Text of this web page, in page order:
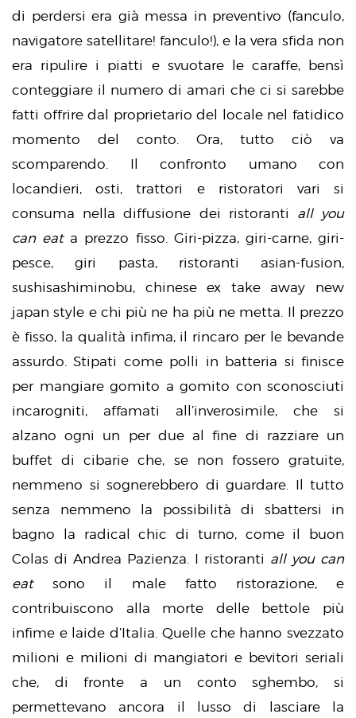
di perdersi era già messa in preventivo (fanculo,
navigatore satellitare! fanculo!), e la vera sfida non
era ripulire i piatti e svuotare le caraffe, bensì
conteggiare il numero di amari che ci si sarebbe
fatti offrire dal proprietario del locale nel fatidico
momento del conto. Ora, tutto ciò va
scomparendo. Il confronto umano con
locandieri, osti, trattori e ristoratori vari si
consuma nella diffusione dei ristoranti all you
can eata prezzo fisso. Giri-pizza, giri-carne, giri-
pesce, giri pasta, ristoranti asian-fusion,
sushisashiminobu, chinese ex take away new
japan style e chi più ne ha più ne metta. Il prezzo
è fisso, la qualità infima, il rincaro per le bevande
assurdo. Stipati come polli in batteria si finisce
per mangiare gomito a gomito con sconosciuti
incarogniti, affamati all’inverosimile, che si
alzano ogni un per due al fine di razziare un
buffet di cibarie che, se non fossero gratuite,
nemmeno si sognerebbero di guardare. Il tutto
senza nemmeno la possibilità di sbattersi in
bagno la radical chic di turno, come il buon
Colas di Andrea Pazienza. I ristoranti all you can
eatsono il male fatto ristorazione, e
contribuiscono alla morte delle bettole più
infime e laide d’Italia. Quelle che hanno svezzato
milioni e milioni di mangiatori e bevitori seriali
che, di fronte a un conto sghembo, si
permettevano ancora il lusso di lasciare la